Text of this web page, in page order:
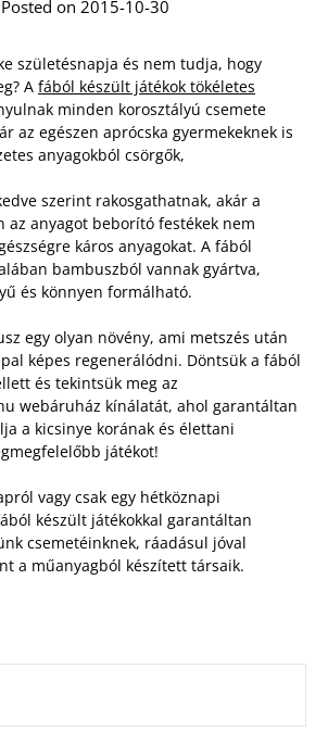
Posted on 2015-10-30
születésnapja és nem tudja, hogy
A fából készült játékok tökéletes
minden korosztályú csemete
az egészen aprócska gyermekeknek is
anyagokból csörgők,
szerint rakosgathatnak, akár a
az anyagot beborító festékek nem
káros anyagokat. A fából
bambuszból vannak gyártva,
és könnyen formálható.
egy olyan növény, ami metszés után
képes regenerálódni. Döntsük a fából
és tekintsük meg az
webáruház kínálatát, ahol garantáltan
a kicsinye korának és élettani
játékot!
vagy csak egy hétköznapi
készült játékokkal garantáltan
csemetéinknek, ráadásul jóval
a műanyagból készített társaik.